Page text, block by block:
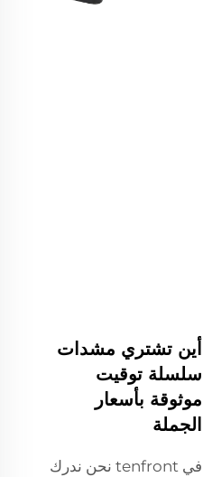
أين تشتري مشدات
سلسلة توقيت
موثوقة بأسعار
الجملة
في tenfront نحن ندرك